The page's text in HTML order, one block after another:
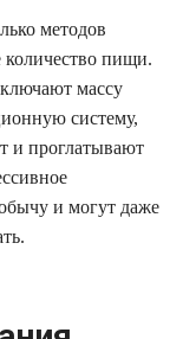
методов
количество пищи.
массу
систему,
и проглатывают
и могут даже